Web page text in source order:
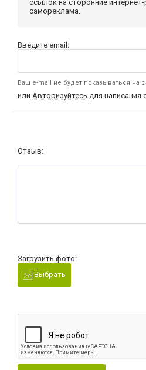
ссылок на сторонние
самореклама.
Введите email:
Ваш e-mail не будет показываться на
или Авторизуйтесь для написания
Отзыв:
Загрузить фото:
Выбрать